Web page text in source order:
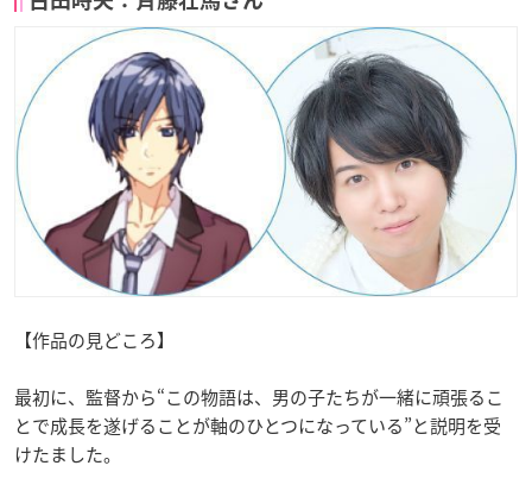
【作品の見どころ】
最初に、監督から“この物語は、男の子たちが一緒に頑張るこ
とで成長を遂げることが軸のひとつになっている”と説明を受
けたました。